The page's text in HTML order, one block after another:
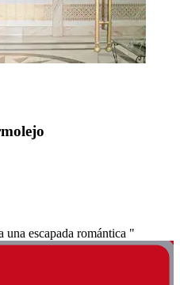
escapada romántica "